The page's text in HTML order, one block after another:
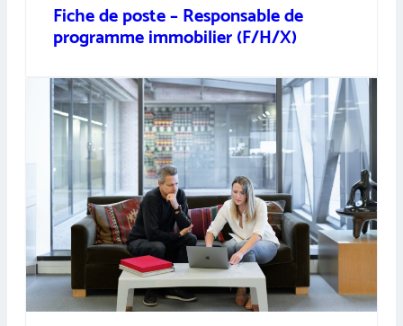
Fiche de poste – Responsable de
programme immobilier (F/H/X)